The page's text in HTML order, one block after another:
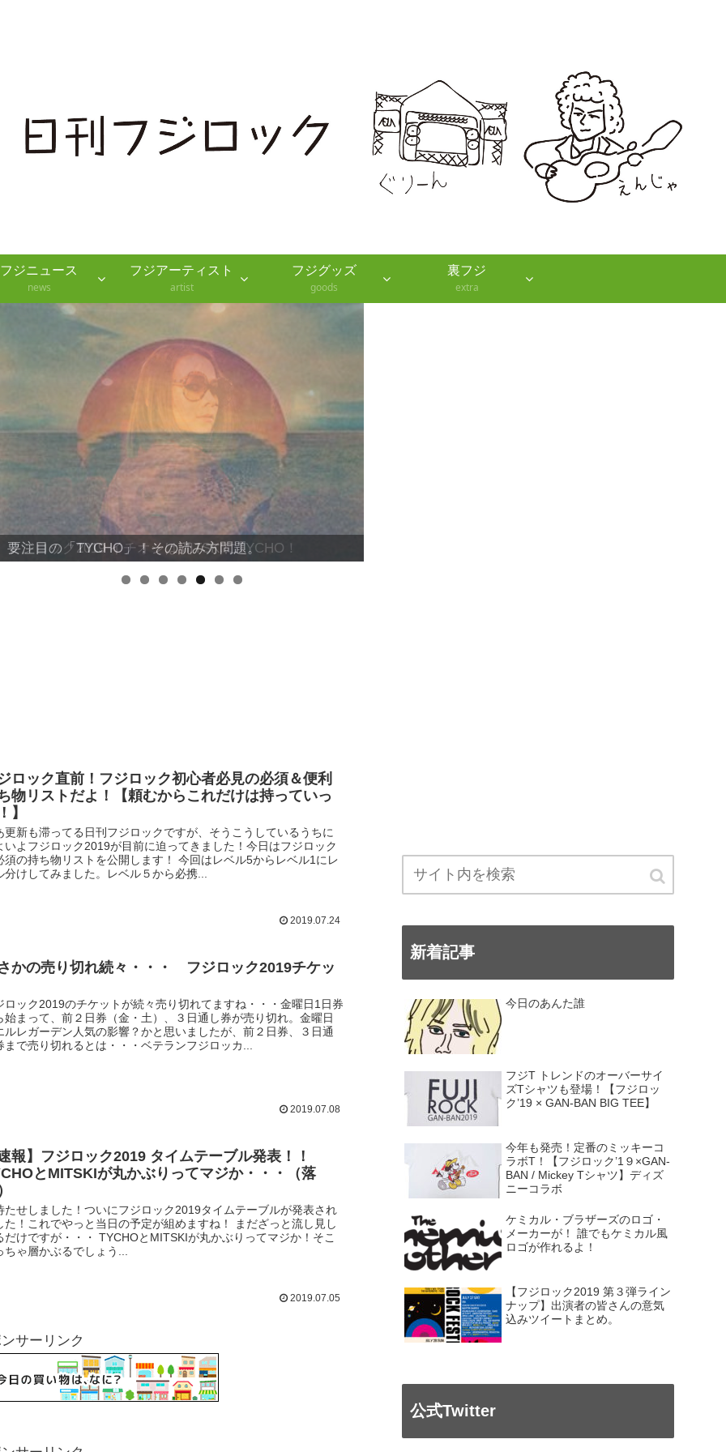
フジニュース
news
フジアーティスト
artist
フジグッズ
goods
裏フジ
extra
フジロック2019 イチオシはMITSKIにTYCHO！
ロック直前！フジロック初心者必見の必須＆便利
物リストだよ！【頼むからこれだけは持っていっ
】
更新も滞ってる日刊フジロックですが、そうこうしているうちに
いよフジロック2019が目前に迫ってきました！今日はフジロック
須の持ち物リストを公開します！ 今回はレベル5からレベル1にレ
分けしてみました。レベル５から必携...
2019.07.24
かの売り切れ続々・・・ フジロック2019チケッ
ロック2019のチケットが続々売り切れてますね・・・金曜日1日券
始まって、前２日券（金・土）、３日通し券が売り切れ。金曜日
ルレガーデン人気の影響？かと思いましたが、前２日券、３日通
まで売り切れるとは・・・ベテランフジロッカ...
2019.07.08
報】フジロック2019 タイムテーブル発表！！
とMITSKIが丸かぶりってマジか・・・（落
たせしました！ついにフジロック2019タイムテーブルが発表され
た！これでやっと当日の予定が組めますね！ まだざっと流し見し
だけですが・・・ TYCHOとMITSKIが丸かぶりってマジか！そこ
ちゃ層かぶるでしょう...
2019.07.05
サーリンク
新着記事
今日のあんた誰
フジT トレンドのオーバーサイ
ズTシャツも登場！【フジロッ
ク’19 × GAN-BAN BIG TEE】
今年も発売！定番のミッキーコ
ラボT！【フジロック’1９×GAN-
BAN / Mickey Tシャツ】ディズ
ニーコラボ
ケミカル・ブラザーズのロゴ・
メーカーが！ 誰でもケミカル風
ロゴが作れるよ！
【フジロック2019 第３弾ライン
ナップ】出演者の皆さんの意気
込みツイートまとめ。
公式Twitter